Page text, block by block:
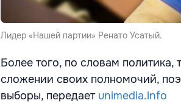
Лидер «Нашей партии» Ренато Усатый.
Более того, по словам политика,
сложении своих полномочий,
выборы, передает unimedia.info